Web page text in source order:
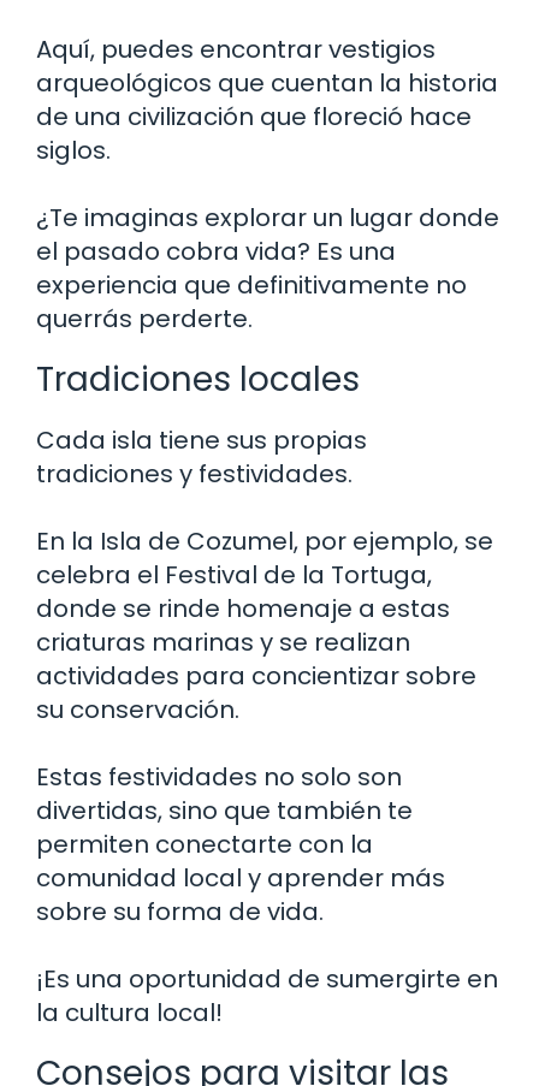
Aquí, puedes encontrar vestigios
arqueológicos que cuentan la historia
de una civilización que floreció hace
siglos.
¿Te imaginas explorar un lugar donde
el pasado cobra vida? Es una
experiencia que definitivamente no
querrás perderte.
Tradiciones locales
Cada isla tiene sus propias
tradiciones y festividades.
En la Isla de Cozumel, por ejemplo, se
celebra el Festival de la Tortuga,
donde se rinde homenaje a estas
criaturas marinas y se realizan
actividades para concientizar sobre
su conservación.
Estas festividades no solo son
divertidas, sino que también te
permiten conectarte con la
comunidad local y aprender más
sobre su forma de vida.
¡Es una oportunidad de sumergirte en
la cultura local!
Consejos para visitar las